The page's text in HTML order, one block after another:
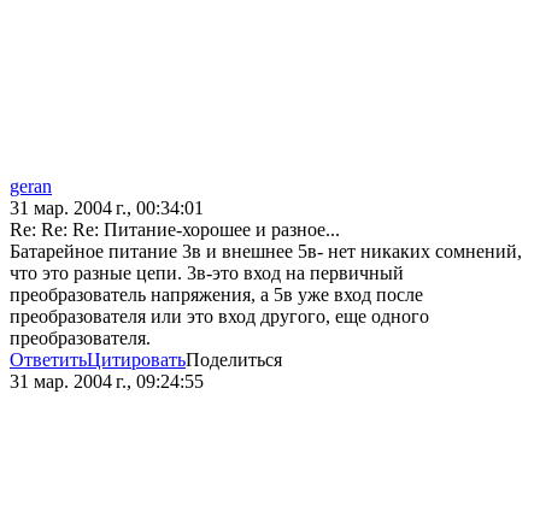
geran
31 мар. 2004 г., 00:34:01
Re: Re: Re: Питание-хорошее и разное...
Батарейное питание 3в и внешнее 5в- нет никаких сомнений,
что это разные цепи. 3в-это вход на первичный
преобразователь напряжения, а 5в уже вход после
преобразователя или это вход другого, еще одного
преобразователя.
ОтветитьЦитироватьПоделиться
31 мар. 2004 г., 09:24:55